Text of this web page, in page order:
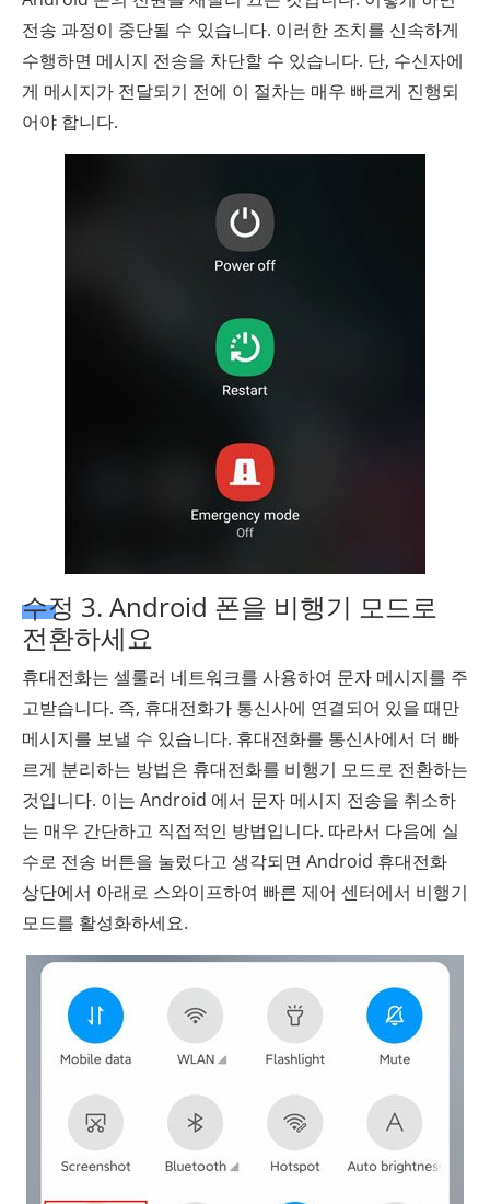
전송 과정이 중단될 수 있습니다. 이러한 조치를 신속하게
수행하면 메시지 전송을 차단할 수 있습니다. 단, 수신자에
게 메시지가 전달되기 전에 이 절차는 매우 빠르게 진행되
어야 합니다.
수정 3. Android 폰을 비행기 모드로
전환하세요
휴대전화는 셀룰러 네트워크를 사용하여 문자 메시지를 주
고받습니다. 즉, 휴대전화가 통신사에 연결되어 있을 때만
메시지를 보낼 수 있습니다. 휴대전화를 통신사에서 더 빠
르게 분리하는 방법은 휴대전화를 비행기 모드로 전환하는
것입니다. 이는 Android 에서 문자 메시지 전송을 취소하
는 매우 간단하고 직접적인 방법입니다. 따라서 다음에 실
수로 전송 버튼을 눌렀다고 생각되면 Android 휴대전화
상단에서 아래로 스와이프하여 빠른 제어 센터에서 비행기
모드를 활성화하세요.